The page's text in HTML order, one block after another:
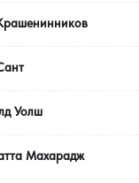
Уолш
Махарадж